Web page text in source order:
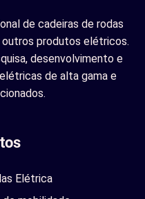
de cadeiras de rodas
produtos elétricos.
desenvolvimento e
de alta gama e
Elétrica